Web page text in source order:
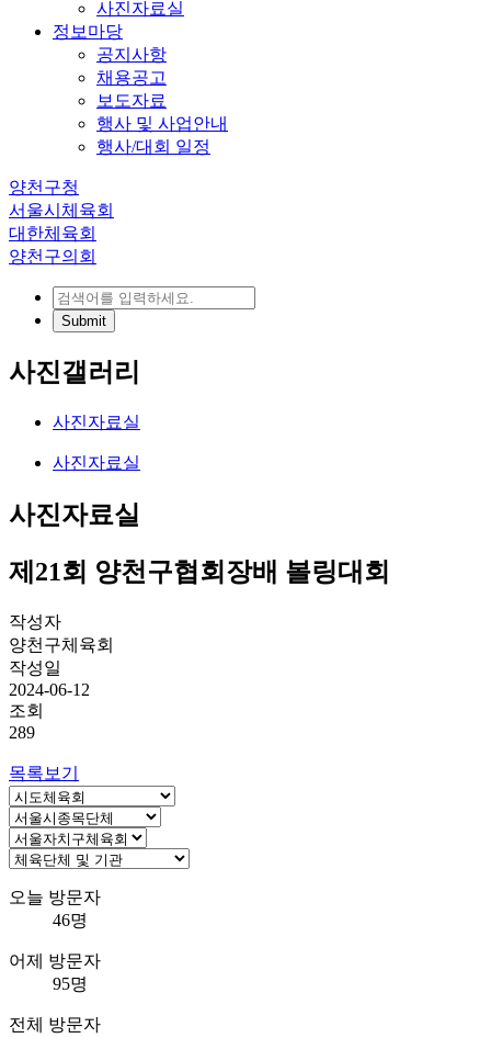
사진자료실
정보마당
공지사항
채용공고
보도자료
행사 및 사업안내
행사/대회 일정
양천구청
서울시체육회
대한체육회
양천구의회
사진갤러리
사진자료실
사진자료실
사진자료실
제21회 양천구협회장배 볼링대회
작성자
양천구체육회
작성일
2024-06-12
조회
289
목록보기
오늘 방문자
46명
어제 방문자
95명
전체 방문자